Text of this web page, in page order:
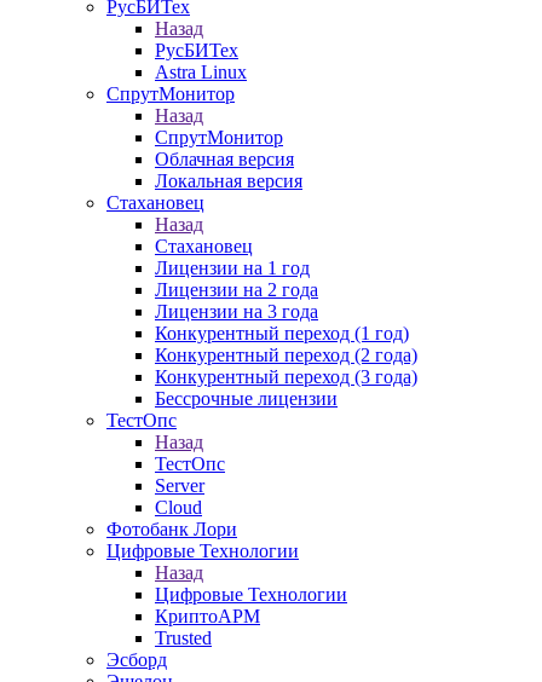
РусБИТех
Назад
РусБИТех
Astra Linux
СпрутМонитор
Назад
СпрутМонитор
Облачная версия
Локальная версия
Стахановец
Назад
Стахановец
Лицензии на 1 год
Лицензии на 2 года
Лицензии на 3 года
Конкурентный переход (1 год)
Конкурентный переход (2 года)
Конкурентный переход (3 года)
Бессрочные лицензии
ТестОпс
Назад
ТестОпс
Server
Cloud
Фотобанк Лори
Цифровые Технологии
Назад
Цифровые Технологии
КриптоАРМ
Trusted
Эсборд